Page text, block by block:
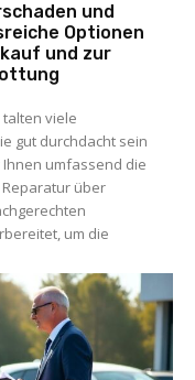
und
Optionen
und zur
viele
gut durchdacht sein
umfassend die
über
um die